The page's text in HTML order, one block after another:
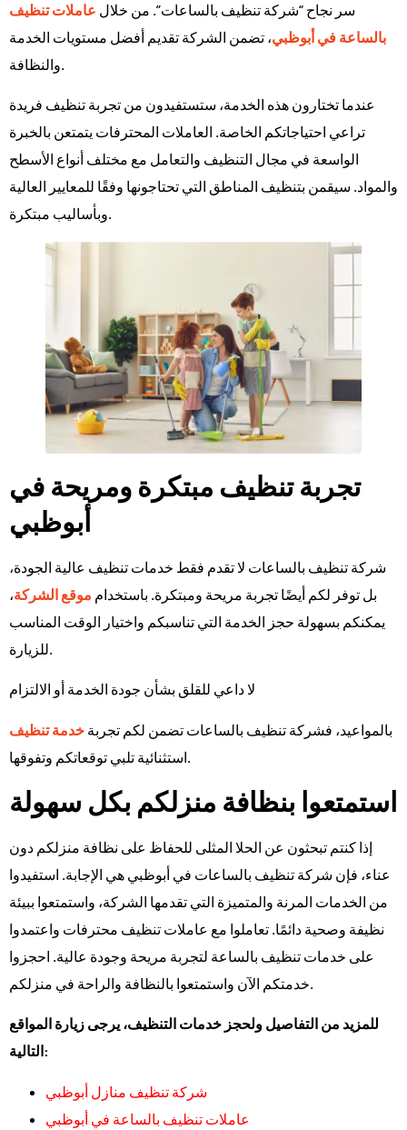
سر نجاح “شركة تنظيف بالساعات”. من خلال عاملات تنظيف
بالساعة في أبوظبي، تضمن الشركة تقديم أفضل مستويات الخدمة
والنظافة.
عندما تختارون هذه الخدمة، ستستفيدون من تجربة تنظيف فريدة
تراعي احتياجاتكم الخاصة. العاملات المحترفات يتمتعن بالخبرة
الواسعة في مجال التنظيف والتعامل مع مختلف أنواع الأسطح
والمواد. سيقمن بتنظيف المناطق التي تحتاجونها وفقًا للمعايير العالية
وبأساليب مبتكرة.
تجربة تنظيف مبتكرة ومريحة في
أبوظبي
شركة تنظيف بالساعات لا تقدم فقط خدمات تنظيف عالية الجودة،
بل توفر لكم أيضًا تجربة مريحة ومبتكرة. باستخدام موقع الشركة،
يمكنكم بسهولة حجز الخدمة التي تناسبكم واختيار الوقت المناسب
للزيارة.
لا داعي للقلق بشأن جودة الخدمة أو الالتزام
بالمواعيد، فشركة تنظيف بالساعات تضمن لكم تجربة خدمة تنظيف
استمتعوا بنظافة منزلكم بكل سهولة
إذا كنتم تبحثون عن الحلا المثلى للحفاظ على نظافة منزلكم دون
عناء، فإن شركة تنظيف بالساعات في أبوظبي هي الإجابة. استفيدوا
من الخدمات المرنة والمتميزة التي تقدمها الشركة، واستمتعوا ببيئة
نظيفة وصحية دائمًا. تعاملوا مع عاملات تنظيف محترفات واعتمدوا
على خدمات تنظيف بالساعة لتجربة مريحة وجودة عالية. احجزوا
خدمتكم الآن واستمتعوا بالنظافة والراحة في منزلكم.
للمزيد من التفاصيل ولحجز خدمات التنظيف، يرجى زيارة المواقع
التالية:
شركة تنظيف منازل أبوظبي
عاملات تنظيف بالساعة في أبوظبي